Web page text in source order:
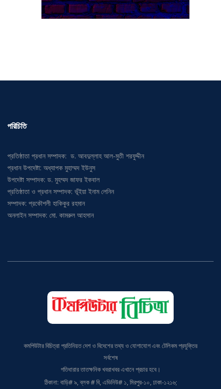
পরিচিতি
প্রতিষ্ঠাতা প্রধান সম্পাদক: ড. আবদুল্লাহ আল-মুতী শরফুদ্দীন
প্রধান উপদেষ্টা: অধ্যাপক মুহাম্মদ ইউনুস
উপদেষ্টা সম্পাদক: ড. মুহম্মদ জাফর ইকবাল
প্রতিষ্ঠাতা ও প্রধান সম্পাদক: ভূঁইয়া ইনাম লেনিন
সম্পাদক: প্রকৌশলী হাকিকুর রহমান
অনলাইন সম্পাদক: মো. কামরুল আহসান
কমপিউটার বিচিত্রা প্রতিনিয়ত দেশ ও বিদেশের তথ্য ও যোগাযোগ এবং টেলিকম প্রযুক্তির
সর্বশেষ
গতিধারার তাতক্ষনিক খবরাখবর এখানে প্রচার হবে।
ঠিকানা: বাড়ি# ৯, ব্লক # বি, এভিনিউ# ১, মিরপুর-১০, ঢাকা-১২১৬;